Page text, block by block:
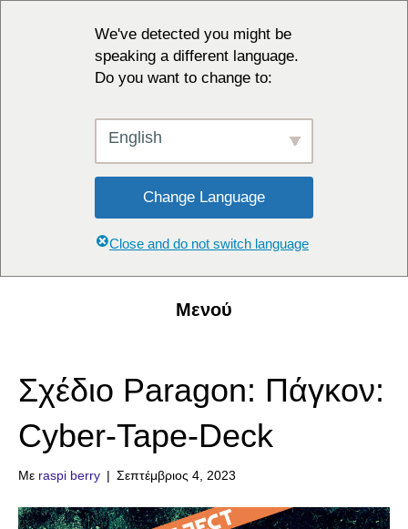
We've detected you might be
speaking a different language.
Do you want to change to:
English
Change Language
Close and do not switch language
Μενού
Σχέδιο Paragon: Πάγκον:
Cyber-Tape-Deck
Με raspi berry | Σεπτέμβριος 4, 2023